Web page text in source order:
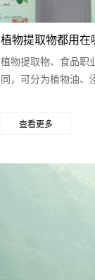
植物提取物都用在
植物提取物、食品职
同，可分为植物油、
查看更多